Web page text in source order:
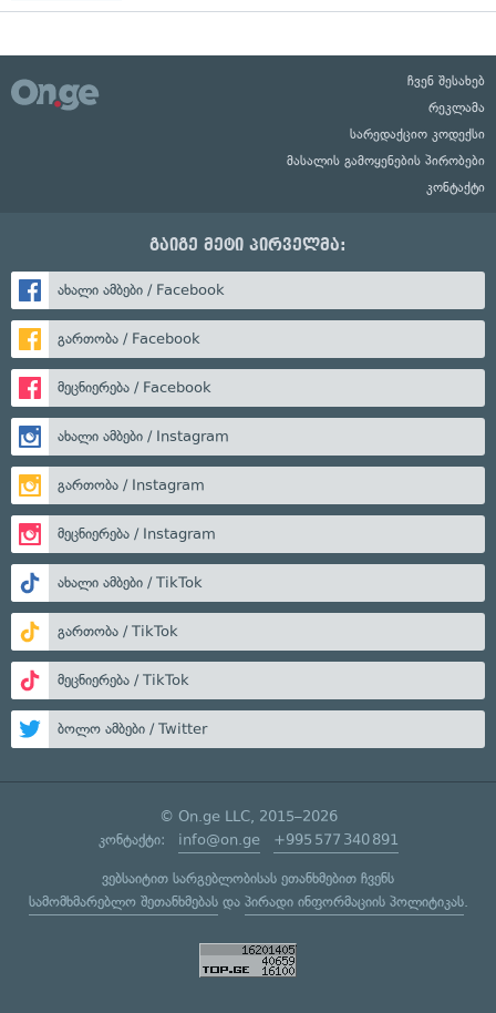
ჩვენ შესახებ
რეკლამა
სარედაქციო კოდექსი
მასალის გამოყენების პირობები
კონტაქტი
გაიგე მეტი პირველმა:
ახალი ამბები / Facebook
გართობა / Facebook
მეცნიერება / Facebook
ახალი ამბები / Instagram
გართობა / Instagram
მეცნიერება / Instagram
ახალი ამბები / TikTok
გართობა / TikTok
მეცნიერება / TikTok
ბოლო ამბები / Twitter
© On.ge LLC, 2015–2026
კონტაქტი: info@on.ge +995 577 340 891
ვებსაიტით სარგებლობისას ეთანხმებით ჩვენს
სამომხმარებლო შეთანხმებასდა პირადი ინფორმაციის პოლიტიკას.